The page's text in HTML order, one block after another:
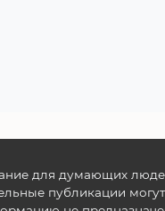
для думающих
публикации